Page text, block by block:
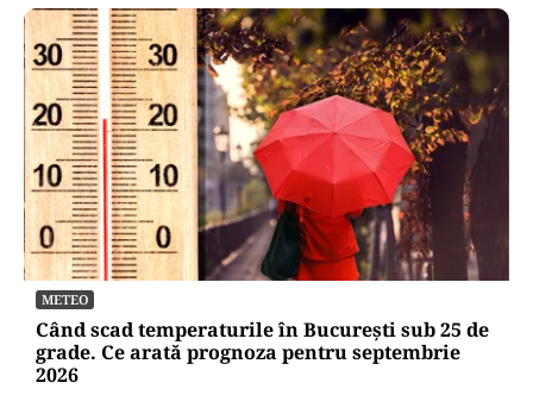
METEO
Când scad temperaturile în București sub 25 de
grade. Ce arată prognoza pentru septembrie
2026